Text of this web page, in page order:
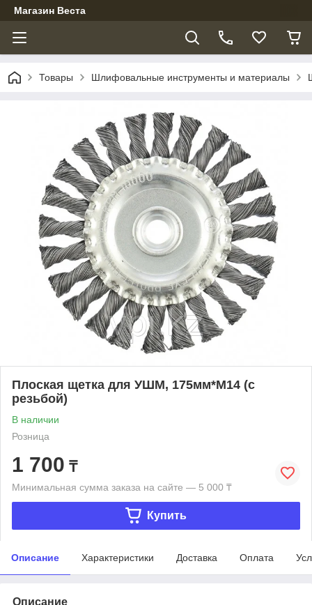
Магазин Веста
Товары Шлифовальные инструменты и материалы
Плоская щетка для УШМ, 175мм*М14 (с
резьбой)
В наличии
Розница
1 700 ₸
Минимальная сумма заказа на сайте — 5 000 ₸
Купить
Описание Характеристики Доставка Оплата
Описание